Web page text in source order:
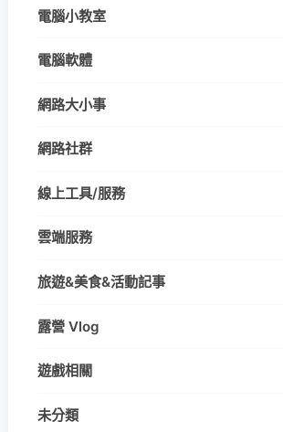
電腦小教室
電腦軟體
網路大小事
網路社群
線上工具/服務
雲端服務
旅遊&美食&活動記事
露營 Vlog
遊戲相關
未分類